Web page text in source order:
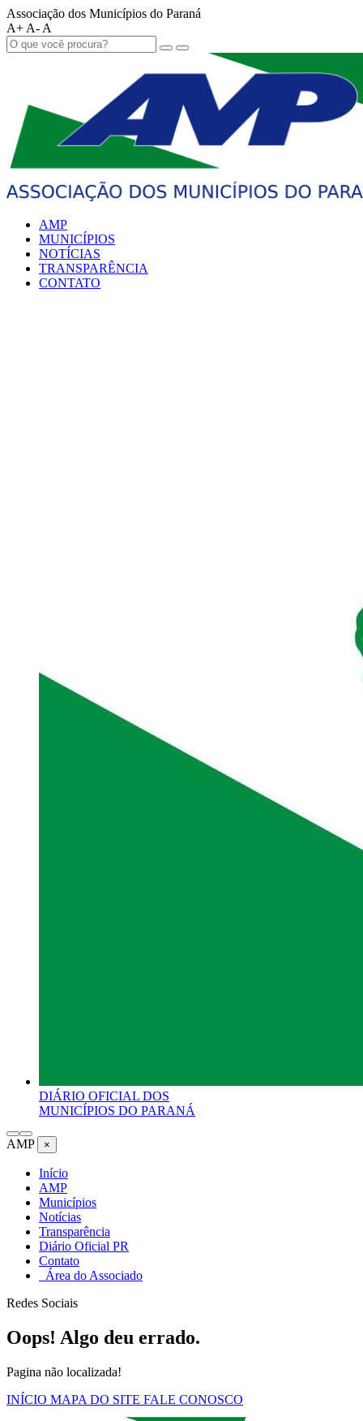
Associação dos Municípios do Paraná
A+ A- A
AMP
MUNICÍPIOS
NOTÍCIAS
TRANSPARÊNCIA
CONTATO
DIÁRIO OFICIAL DOS
MUNICÍPIOS DO PARANÁ
AMP ×
Início
AMP
Municípios
Notícias
Transparência
Diário Oficial PR
Contato
Área do Associado
Redes Sociais
Oops! Algo deu errado.
Pagina não localizada!
INÍCIO MAPA DO SITE FALE CONOSCO